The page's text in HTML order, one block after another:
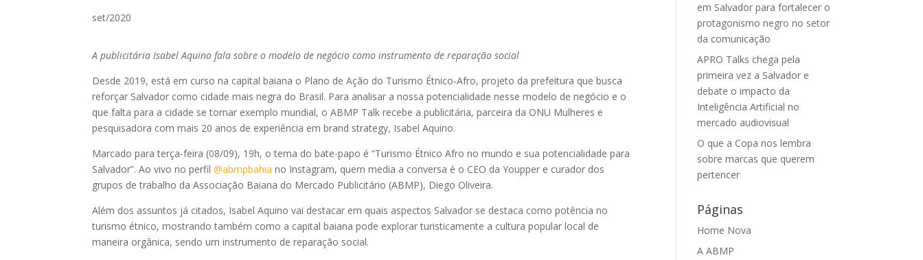
set/2020
A publicitária Isabel Aquino fala sobre o modelo de negócio como instrumento de reparação social
Desde 2019, está em curso na capital baiana o Plano de Ação do Turismo Étnico-Afro, projeto da prefeitura que busca
reforçar Salvador como cidade mais negra do Brasil. Para analisar a nossa potencialidade nesse modelo de negócio e o
que falta para a cidade se tornar exemplo mundial, o ABMP Talk recebe a publicitária, parceira da ONU Mulheres e
pesquisadora com mais 20 anos de experiência em brand strategy, Isabel Aquino.
Marcado para terça-feira (08/09), 19h, o tema do bate-papo é “Turismo Étnico Afro no mundo e sua potencialidade para
Salvador”. Ao vivo no perfil@abmpbahia no Instagram, quem media a conversa é o CEO da Youpper e curador dos
grupos de trabalho da Associação Baiana do Mercado Publicitário (ABMP), Diego Oliveira.
Além dos assuntos já citados, Isabel Aquino vai destacar em quais aspectos Salvador se destaca como potência no
turismo étnico, mostrando também como a capital baiana pode explorar turisticamente a cultura popular local de
maneira orgânica, sendo um instrumento de reparação social.
em Salvador para fortalecer o
protagonismo negro no setor
da comunicação
APRO Talks chega pela
primeira vez a Salvador e
debate o impacto da
Inteligência Artificial no
mercado audiovisual
O que a Copa nos lembra
sobre marcas que querem
pertencer
Páginas
Home Nova
A ABMP